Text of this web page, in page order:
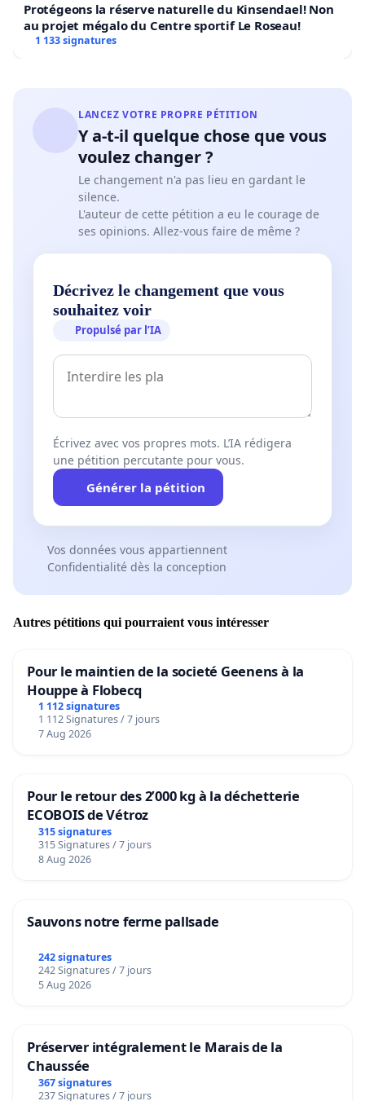
Protégeons la réserve naturelle du Kinsendael! Non
au projet mégalo du Centre sportif Le Roseau!
1 133 signatures
LANCEZ VOTRE PROPRE PÉTITION
Y a-t-il quelque chose que vous
voulez changer ?
Le changement n'a pas lieu en gardant le
silence.
L'auteur de cette pétition a eu le courage de
ses opinions. Allez-vous faire de même ?
Décrivez le changement que vous
souhaitez voir
Propulsé par l’IA
Écrivez avec vos propres mots. L’IA rédigera
une pétition percutante pour vous.
Générer la pétition
Vos données vous appartiennent
Confidentialité dès la conception
Autres pétitions qui pourraient vous intéresser
Pour le maintien de la societé Geenens à la
Houppe à Flobecq
1 112 signatures
1 112 Signatures / 7 jours
7 Aug 2026
Pour le retour des 2’000 kg à la déchetterie
ECOBOIS de Vétroz
315 signatures
315 Signatures / 7 jours
8 Aug 2026
Sauvons notre ferme pallsade
242 signatures
242 Signatures / 7 jours
5 Aug 2026
Préserver intégralement le Marais de la
Chaussée
367 signatures
237 Signatures / 7 jours